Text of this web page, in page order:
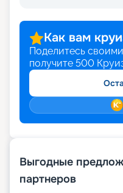
Как вам
Поделитесь
получите 500
Выгодные
партнеров